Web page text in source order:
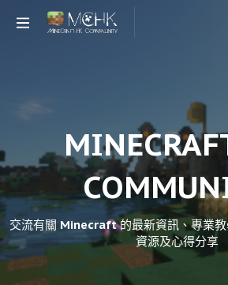
交流有關 Minecraft 的最新資訊、專業
資源及心得分享